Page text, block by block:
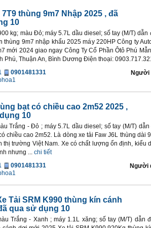
7T9 thùng 9m7 Nhập 2025 , đã
10
kg; màu Đỏ; máy 5.7L dầu diesel; số tay (M/T)
thùng 9m7 nhập khẩu 2025 máy 220HP Công ty
mới 2024 giao ngay Công Ty Cổ Phần Ôtô Phú
Phú, Thuận An, Bình Dương Điện thoại:
0901481331
Người
bạt có chiều cao 2m52 2025 ,
10
Trắng - Đỏ ; máy 5.7L dầu diesel; số tay (M/T)
chiều cao 2m52. Là dòng xe tải Faw J6L thùng dài
thị trường Việt Nam. Xe có chất lượng ổn định, kiểu
nhưng ... chi tiết
0901481331
Người
Tải SRM K990 thùng kín cánh
qua sử dụng 10
Trắng - Xanh ; máy 1.1L xăng; số tay (M/T) dẫn